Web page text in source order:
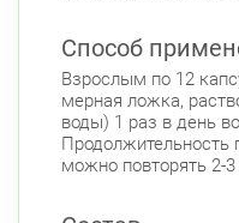
Способ
Взрослым по 12
мерная ложка,
воды) 1 раз в день
можно повторять 2-3